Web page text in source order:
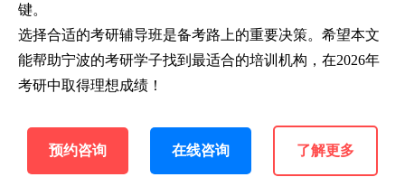
键。
选择合适的考研辅导班是备考路上的重要决策。希望本文
能帮助宁波的考研学子找到最适合的培训机构，在2026年
考研中取得理想成绩！
预约咨询 在线咨询 了解更多